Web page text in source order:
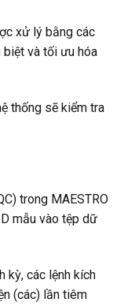
xử lý bằng các
và tối ưu hóa
thống sẽ kiểm tra
trong MAESTRO
mẫu vào tệp dữ
kỳ, các lệnh kích
(các) lần tiêm